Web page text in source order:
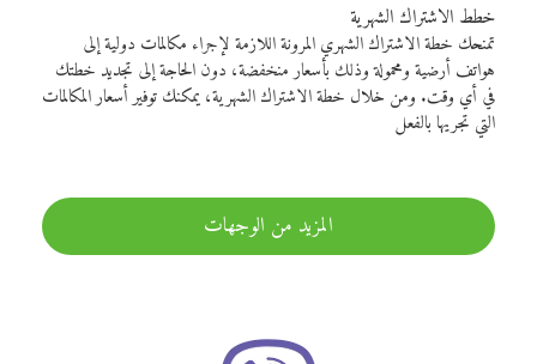
خطط الاشتراك الشهرية
تمنحك خطة الاشتراك الشهري المرونة اللازمة لإجراء مكالمات دولية إلى
هواتف أرضية ومحمولة وذلك بأسعار منخفضة، دون الحاجة إلى تجديد خطتك
في أي وقت. ومن خلال خطة الاشتراك الشهرية، يمكنك توفير أسعار المكالمات
التي تجريها بالفعل
المزيد من الوجهات